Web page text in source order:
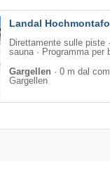
Landal
Direttamente sulle piste
sauna · Programma per
Gargellen · 0 m dal
Gargellen